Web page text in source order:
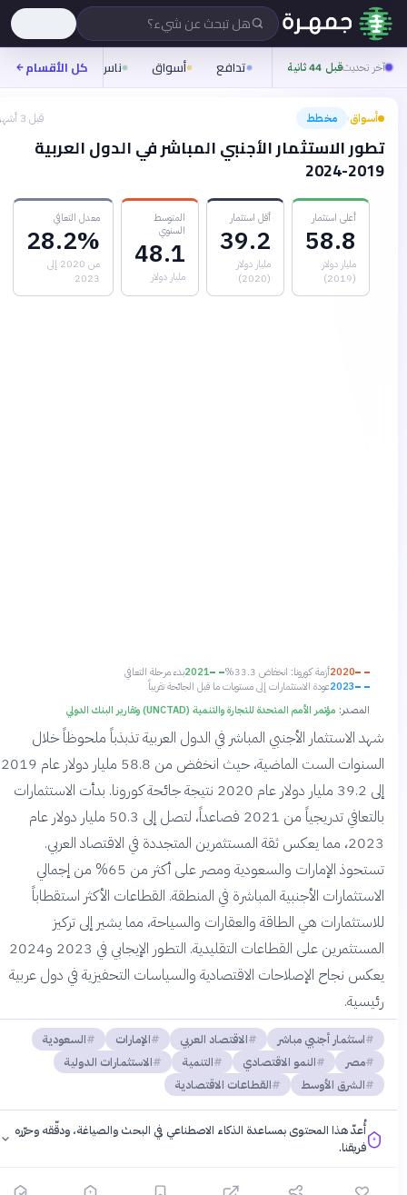
هل تبحث عن شيء؟
آخر تحديثقبل 44 ثانية تدافع أسواق ناس روح شيفرةكل الأقسام
أسواق› مخطط قبل 3 أشهر
تطور الاستثمار الأجنبي المباشر في الدول العربية
2019-2024
أعلى استثمار
58.8
مليار دولار
أقل استثمار
39.2
مليار دولار
المتوسط
السنوي
48.1
مليار دولار
معدل التعافي
28.2%
من 2020 إلى
2023
2020أزمة كورونا: انخفاض 33.3% 2021بدء مرحلة التعافي
2023عودة الاستثمارات إلى مستويات ما قبل الجائحة تقريباً
المصدر:مؤتمر الأمم المتحدة للتجارة والتنمية (UNCTAD) وتقارير البنك الدولي
شهد الاستثمار الأجنبي المباشر في الدول العربية تذبذباً ملحوظاً خلال
السنوات الست الماضية، حيث انخفض من 58.8 مليار دولار عام 2019
إلى 39.2 مليار دولار عام 2020 نتيجة جائحة كورونا. بدأت الاستثمارات
بالتعافي تدريجياً من 2021 فصاعداً، لتصل إلى 50.3 مليار دولار عام
2023، مما يعكس ثقة المستثمرين المتجددة في الاقتصاد العربي.
تستحوذ الإمارات والسعودية ومصر على أكثر من 65% من إجمالي
الاستثمارات الأجنبية المباشرة في المنطقة. القطاعات الأكثر استقطاباً
للاستثمارات هي الطاقة والعقارات والسياحة، مما يشير إلى تركيز
المستثمرين على القطاعات التقليدية. التطور الإيجابي في 2023 و2024
يعكس نجاح الإصلاحات الاقتصادية والسياسات التحفيزية في دول عربية
رئيسية.
استثمار أجنبي مباشر الاقتصاد العربي الإمارات
السعودية
مصر
النمو الاقتصادي التنمية
الاستثمارات الدولية
الشرق الأوسط
القطاعات الاقتصادية
أُعدّ هذا المحتوى بمساعدة الذكاء الاصطناعي في البحث والصياغة، ودقّقه وحرّره
فريقنا.